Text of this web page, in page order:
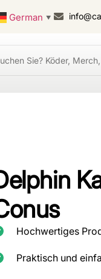
German ▼
Hochwertiges
Praktisch und